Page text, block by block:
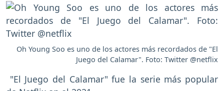
Oh Young Soo es uno de los actores más recordados de "El
Juego del Calamar". Foto: Twitter @netflix
"El Juego del Calamar" fue la serie más popular